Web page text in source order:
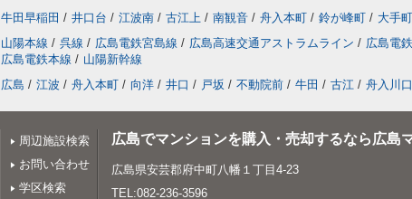
牛田早稲田 / 井口台 / 江波南 / 古江上 / 南観音 / 舟入本町 / 鈴が峰町 / 大手町
山陽本線 / 呉線 / 広島電鉄宮島線 / 広島高速交通アストラムライン / 広島電
広島電鉄本線 / 山陽新幹線
広島 / 江波 / 舟入本町 / 向洋 / 井口 / 戸坂 / 不動院前 / 牛田 / 古江 / 舟入川
周辺施設検索
お問い合わせ
学区検索
広島でマンションを購入・売却するなら広島
広島県安芸郡府中町八幡１丁目4-23
TEL:082-236-3596